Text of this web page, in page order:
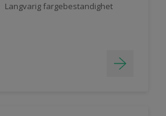
Langvarig fargebestandighet